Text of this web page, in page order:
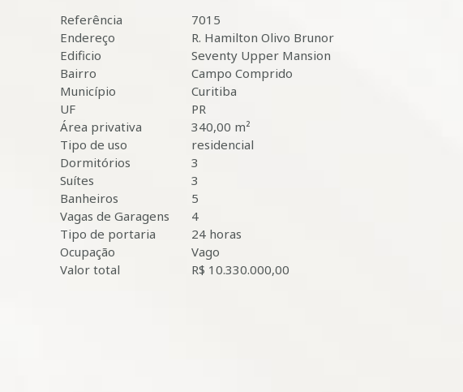
Referência
7015
Endereço
R. Hamilton Olivo Brunor
Edificio
Seventy Upper Mansion
Bairro
Campo Comprido
Município
Curitiba
UF
PR
Área privativa
340,00 m²
Tipo de uso
residencial
Dormitórios
3
Suítes
3
Banheiros
5
Vagas de Garagens
4
Tipo de portaria
24 horas
Ocupação
Vago
Valor total
R$ 10.330.000,00